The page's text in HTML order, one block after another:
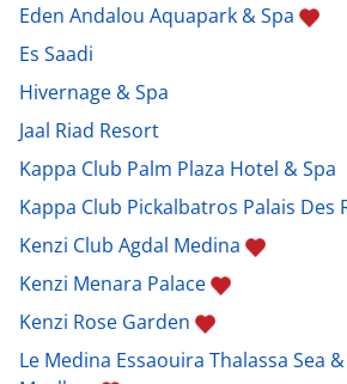
Eden Andalou Aquapark & Spa
Es Saadi
Hivernage & Spa
Jaal Riad Resort
Kappa Club Palm Plaza Hotel & Spa
Kappa Club Pickalbatros Palais Des
Kenzi Club Agdal Medina
Kenzi Menara Palace
Kenzi Rose Garden
Le Medina Essaouira Thalassa Sea